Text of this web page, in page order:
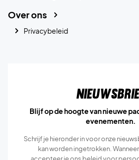
Over ons
Privacybeleid
Blijf op de hoogte van nieuwe
evenementen.
Schrijf je hieronder in voor onze
kan worden ingetrokken.
accepteer je ons beleid voor